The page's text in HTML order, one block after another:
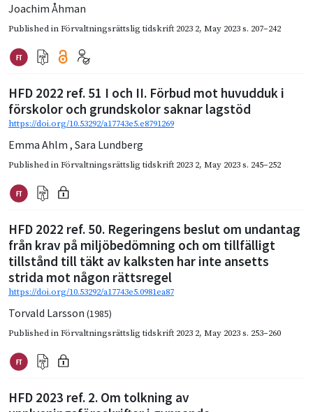
Joachim Åhman
Published inFörvaltningsrättslig tidskrift 2023 2, May 2023s. 207–242
HFD 2022 ref. 51 I och II. Förbud mot huvudduk i
förskolor och grundskolor saknar lagstöd
https://doi.org/10.53292/a17743e5.e8791269
Emma Ahlm , Sara Lundberg
Published inFörvaltningsrättslig tidskrift 2023 2, May 2023s. 245–252
HFD 2022 ref. 50. Regeringens beslut om undantag
från krav på miljöbedömning och om tillfälligt
tillstånd till täkt av kalksten har inte ansetts
strida mot någon rättsregel
https://doi.org/10.53292/a17743e5.0981ea87
Torvald Larsson (1985)
Published inFörvaltningsrättslig tidskrift 2023 2, May 2023s. 253–260
HFD 2023 ref. 2. Om tolkning av